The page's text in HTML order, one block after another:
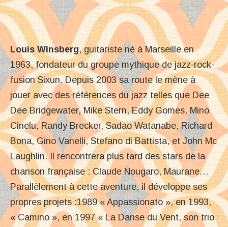
Louis Winsberg, guitariste né à Marseille en
1963, fondateur du groupe mythique de jazz-rock-
fusion Sixun. Depuis 2003 sa route le mène à
jouer avec des références du jazz telles que Dee
Dee Bridgewater, Mike Stern, Eddy Gomes, Mino
Cinelu, Randy Brecker, Sadao Watanabe, Richard
Bona, Gino Vanelli, Stefano di Battista, et John Mc
Laughlin. Il rencontrera plus tard des stars de la
chanson française : Claude Nougaro, Maurane…
Parallèlement à cette aventure, il développe ses
propres projets :1989 « Appassionato », en 1993,
« Camino », en 1997 « La Danse du Vent, son trio